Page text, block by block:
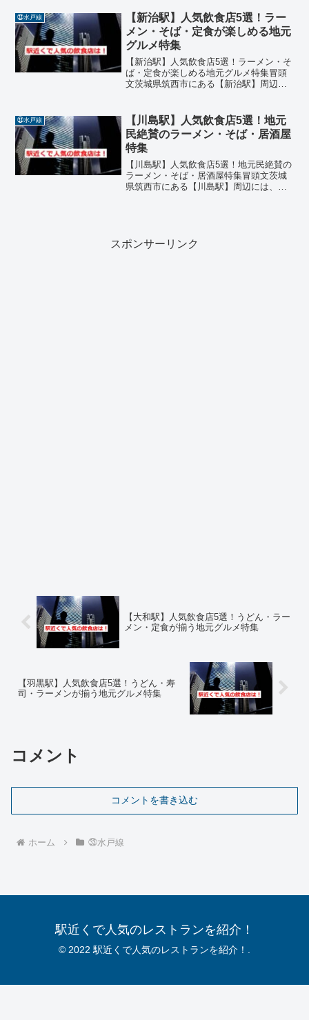
居酒屋、そば、回転寿司などジャンルも
豊富で、ランチにもディナ...
㉝水戸線
【新治駅】人気飲食店5選！ラー
メン・そば・定食が楽しめる地元
グルメ特集
【新治駅】人気飲食店5選！ラーメン・そ
ば・定食が楽しめる地元グルメ特集冒頭
文茨城県筑西市にある【新治駅】周辺に
定食、パン、和食などジャンルも豊富
で、ランチにもディナーに...
㉝水戸線
【川島駅】人気飲食店5選！地元
民絶賛のラーメン・そば・居酒屋
特集
【川島駅】人気飲食店5選！地元民絶賛の
ラーメン・そば・居酒屋特集冒頭文茨城
県筑西市にある【川島駅】周辺には、地
スポンサーリンク
【大和駅】人気飲食店5選！うどん・ラー
メン・定食が揃う地元グルメ特集
【羽黒駅】人気飲食店5選！うどん・寿
司・ラーメンが揃う地元グルメ特集
コメント
コメントを書き込む
ホーム ㉝水戸線
駅近くで人気のレストランを紹介！
© 2022 駅近くで人気のレストランを紹介！.